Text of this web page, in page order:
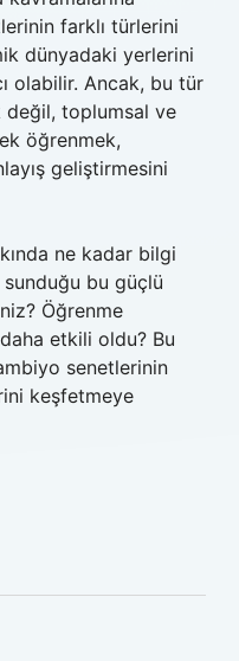
farklı türlerini
dünyadaki yerlerini
olabilir. Ancak, bu tür
toplumsal ve
öğrenmek,
geliştirmesini
ne kadar bilgi
bu güçlü
Öğrenme
etkili oldu? Bu
senetlerinin
keşfetmeye